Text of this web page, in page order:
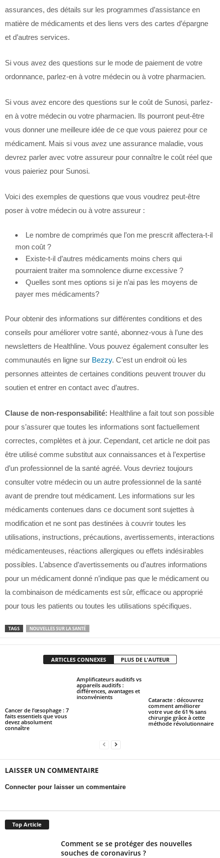
assurances, des détails sur les programmes d’assistance en
matière de médicaments et des liens vers des cartes d’épargne
et d’autres services.
Si vous avez des questions sur le mode de paiement de votre
ordonnance, parlez-en à votre médecin ou à votre pharmacien.
Si vous avez encore des questions sur le coût de Sunosi, parlez-
en à votre médecin ou votre pharmacien. Ils pourront peut-être
vous donner une meilleure idée de ce que vous paierez pour ce
médicament. Mais si vous avez une assurance maladie, vous
devrez parler avec votre assureur pour connaître le coût réel que
vous paieriez pour Sunosi.
Voici des exemples de questions que vous voudrez peut-être
poser à votre médecin ou à votre assureur :
Le nombre de comprimés que l’on me prescrit affectera-t-il
mon coût ?
Existe-t-il d’autres médicaments moins chers qui
pourraient traiter ma somnolence diurne excessive ?
Quelles sont mes options si je n’ai pas les moyens de
payer mes médicaments?
Pour obtenir des informations sur différentes conditions et des
conseils pour améliorer votre santé, abonnez-vous à l’une des
newsletters de Healthline. Vous pouvez également consulter les
communautés en ligne sur Bezzy. C’est un endroit où les
personnes atteintes de certaines conditions peuvent trouver du
soutien et entrer en contact avec d’autres.
Clause de non-responsabilité: Healthline a fait tout son possible
pour s’assurer que toutes les informations sont factuellement
correctes, complètes et à jour. Cependant, cet article ne doit pas
être utilisé comme substitut aux connaissances et à l’expertise
d’un professionnel de la santé agréé. Vous devriez toujours
consulter votre médecin ou un autre professionnel de la santé
avant de prendre tout médicament. Les informations sur les
médicaments contenues dans ce document sont sujettes à
modification et ne sont pas destinées à couvrir toutes les
utilisations, instructions, précautions, avertissements, interactions
médicamenteuses, réactions allergiques ou effets indésirables
possibles. L’absence d’avertissements ou d’autres informations
pour un médicament donné n’indique pas que le médicament ou
la combinaison de médicaments est sûr, efficace ou approprié
pour tous les patients ou toutes les utilisations spécifiques.
TAGS NOUVELLES SUR LA SANTÉ
ARTICLES CONNEXES PLUS DE L'AUTEUR
Cancer de l’œsophage : 7
faits essentiels que vous
devez absolument
connaître
Amplificateurs auditifs vs
appareils auditifs :
différences, avantages et
inconvénients
Cataracte : découvrez
comment améliorer
votre vue de 61 % sans
chirurgie grâce à cette
méthode révolutionnaire
LAISSER UN COMMENTAIRE
Connecter pour laisser un commentaire
Top Article
Comment se se protéger des nouvelles
souches de coronavirus ?